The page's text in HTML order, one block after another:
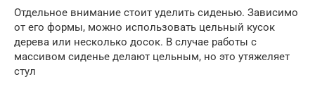
Отдельное внимание стоит уделить сиденью. Зависимо
от его формы, можно использовать цельный кусок
дерева или несколько досок. В случае работы с
массивом сиденье делают цельным, но это утяжеляет
стул